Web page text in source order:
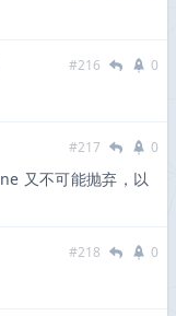
#216 0
#217 0
又不可能抛弃，以
#218 0